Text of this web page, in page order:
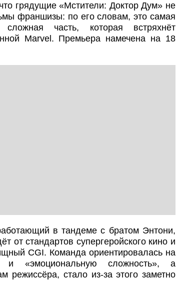
грядущие «Мстители: Доктор Дум» не
франшизы: по его словам, это самая
часть, которая встряхнёт
Marvel. Премьера намечена на 18
в тандеме с братом Энтони,
от стандартов супергеройского кино и
CGI. Команда ориентировалась на
и «эмоциональную сложность», а
режиссёра, стало из-за этого заметно